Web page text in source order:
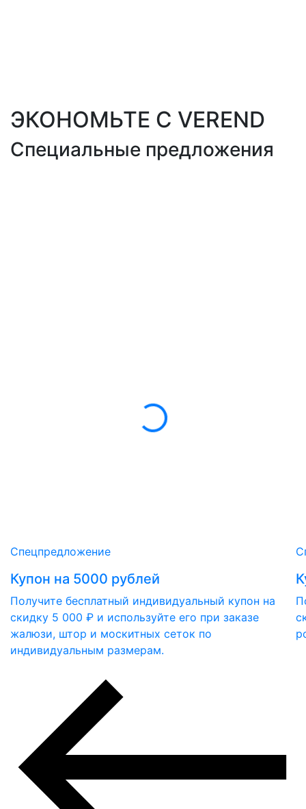
ЭКОНОМЬТЕ С VEREND
Специальные предложения
Спецпредложение
Купон на 5000 рублей
Получите бесплатный индивидуальный купон на
скидку 5 000 ₽ и используйте его при заказе
жалюзи, штор и москитных сеток по
индивидуальным размерам.